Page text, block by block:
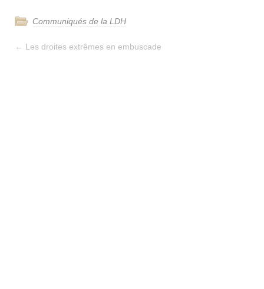
Communiqués de la LDH
← Les droites extrêmes en embuscade